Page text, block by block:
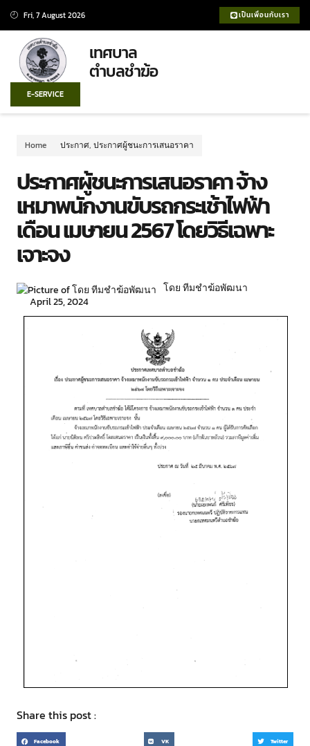
Fri, 7 August 2026 เป็นเพื่อนกับเรา
เทศบาล
ตำบลชำฆ้อ
E-SERVICE
Home ประกาศ, ประกาศผู้ชนะการเสนอราคา
ประกาศผู้ชนะการเสนอราคา จ้าง
เหมาพนักงานขับรถกระเช้าไฟฟ้า
เดือน เมษายน 2567 โดยวิธีเฉพาะ
เจาะจง
โดย ทีมชำฆ้อพัฒนา
April 25, 2024
Share this post :
Facebook VK Twitter